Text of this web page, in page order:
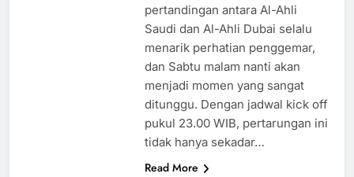
pertandingan antara Al-Ahli
Saudi dan Al-Ahli Dubai selalu
menarik perhatian penggemar,
dan Sabtu malam nanti akan
menjadi momen yang sangat
ditunggu. Dengan jadwal kick off
pukul 23.00 WIB, pertarungan ini
tidak hanya sekadar…
Read More